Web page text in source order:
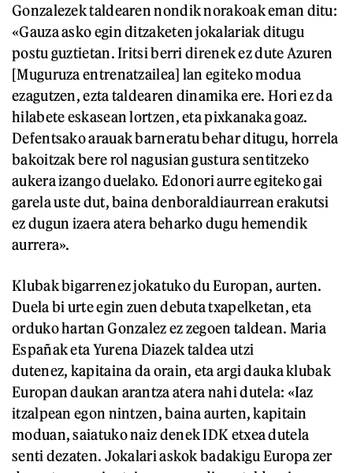
Gonzalezek taldearen nondik norakoak eman ditu:
«Gauza asko egin ditzaketen jokalariak ditugu
postu guztietan. Iritsi berri direnek ez dute Azuren
[Muguruza entrenatzailea] lan egiteko modua
ezagutzen, ezta taldearen dinamika ere. Hori ez da
hilabete eskasean lortzen, eta pixkanaka goaz.
Defentsako arauak barneratu behar ditugu, horrela
bakoitzak bere rol nagusian gustura sentitzeko
aukera izango duelako. Edonori aurre egiteko gai
garela uste dut, baina denboraldiaurrean erakutsi
ez dugun izaera atera beharko dugu hemendik
aurrera».
Klubak bigarrenez jokatuko du Europan, aurten.
Duela bi urte egin zuen debuta txapelketan, eta
orduko hartan Gonzalez ez zegoen taldean. Maria
Españak eta Yurena Diazek taldea utzi
dutenez, kapitaina da orain, eta argi dauka klubak
Europan daukan arantza atera nahi dutela: «Iaz
itzalpean egon nintzen, baina aurten, kapitain
moduan, saiatuko naiz denek IDK etxea dutela
senti dezaten. Jokalari askok badakigu Europa zer